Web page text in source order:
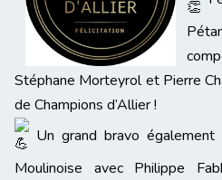
Stéphane Morteyrol et Pierre
de Champions d’Allier !
Un grand bravo
Moulinoise avec Philippe